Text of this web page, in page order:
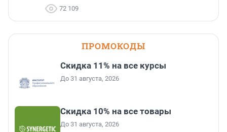
72 109
ПРОМОКОДЫ
Скидка 11% на все курсы
До 31 августа, 2026
Скидка 10% на все товары
До 31 августа, 2026